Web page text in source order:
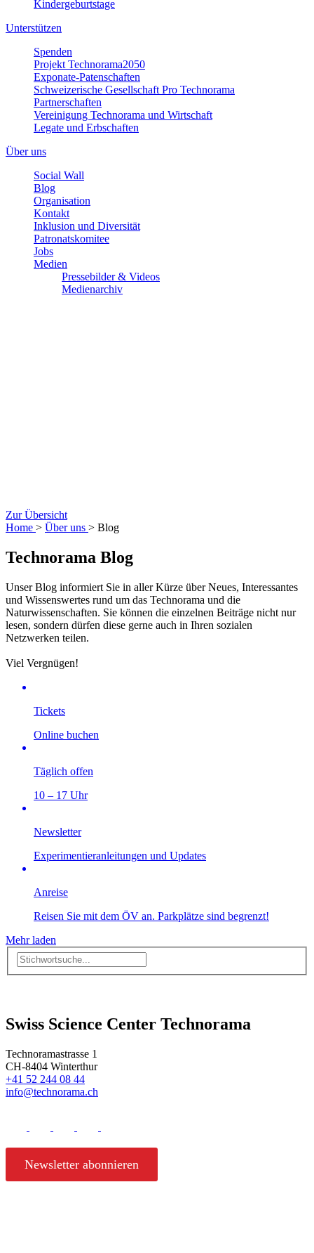
Kindergeburtstage
Unterstützen
Spenden
Projekt Technorama2050
Exponate-Patenschaften
Schweizerische Gesellschaft Pro Technorama
Partnerschaften
Vereinigung Technorama und Wirtschaft
Legate und Erbschaften
Über uns
Social Wall
Blog
Organisation
Kontakt
Inklusion und Diversität
Patronatskomitee
Jobs
Medien
Pressebilder & Videos
Medienarchiv
Zur Übersicht
Home > Über uns > Blog
Technorama Blog
Unser Blog informiert Sie in aller Kürze über Neues, Interessantes
und Wissenswertes rund um das Technorama und die
Naturwissenschaften. Sie können die einzelnen Beiträge nicht nur
lesen, sondern dürfen diese gerne auch in Ihren sozialen
Netzwerken teilen.
Viel Vergnügen!
Tickets
Online buchen
Täglich offen
10 – 17 Uhr
Newsletter
Experimentieranleitungen und Updates
Anreise
Reisen Sie mit dem ÖV an. Parkplätze sind begrenzt!
Mehr laden
Swiss Science Center Technorama
Technoramastrasse 1
CH-8404 Winterthur
+41 52 244 08 44
info@technorama.ch
Newsletter abonnieren